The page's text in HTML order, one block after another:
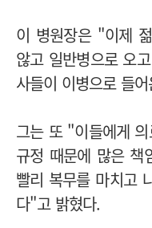
이 병원장은 "이제
않고 일반병으로 오
사들이 이병으로 들
그는 또 "이들에게
규정 때문에 많은 책
빨리 복무를 마치고
다"고 밝혔다.